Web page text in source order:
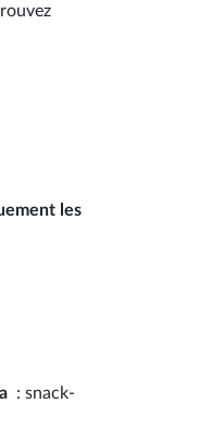
les
: snack-